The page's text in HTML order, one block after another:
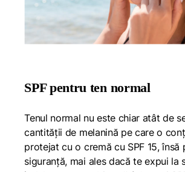
SPF pentru ten normal
Tenul normal nu este chiar atât de
cantității de melanină pe care o
protejat cu o cremă cu SPF 15, însă
siguranță, mai ales dacă te expui la